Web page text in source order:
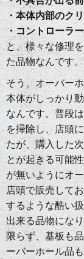
・本体内部のク
・コントローラ
と、様々な修理
た品物なんです。
そう、オーバー
本体がしっかり
なんです。普段
を掃除し、店頭
たが、購入した
とが起きる可能
が無いようにオ
店頭で販売して
するような酷い
出来る品物にな
限らず、基板も
ーバーホール品